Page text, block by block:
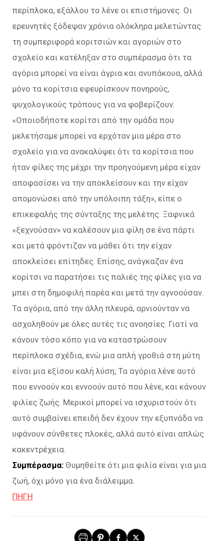
περίπλοκα, εξάλλου το λένε οι επιστήμονες. Οι
ερευνητές ξόδεψαν χρόνια ολόκληρα μελετώντας
τη συμπεριφορά κοριτσιών και αγοριών στο
σχολείο και κατέληξαν στο συμπέρασμα ότι τα
αγόρια μπορεί να είναι άγρια και ανυπάκουα, αλλά
μόνο τα κορίτσια εφευρίσκουν πονηρούς,
ψυχολογικούς τρόπους για να φοβερίζουν.
«Οποιοδήποτε κορίτσι από την ομάδα που
μελετήσαμε μπορεί να ερχόταν μια μέρα στο
σχολείο για να ανακαλύψει ότι τα κορίτσια που
ήταν φίλες της μέχρι την προηγούμενη μέρα είχαν
αποφασίσει να την αποκλείσουν και την είχαν
απομονώσει από την υπόλοιπη τάξη», είπε ο
επικεφαλής της σύνταξης της μελέτης. Ξαφνικά
«ξεχνούσαν» να καλέσουν μια φίλη σε ένα πάρτι
και μετά φρόντιζαν να μάθει ότι την είχαν
αποκλείσει επίτηδες. Επίσης, ανάγκαζαν ένα
κορίτσι να παρατήσει τις παλιές της φίλες για να
μπει στη δημοφιλή παρέα και μετά την αγνοούσαν.
Τα αγόρια, από την άλλη πλευρά, αρνιούνταν να
ασχοληθούν με όλες αυτές τις ανοησίες. Γιατί να
κάνουν τόσο κόπο για να καταστρώσουν
περίπλοκα σχέδια, ενώ μια απλή γροθιά στη μύτη
είναι μια εξίσου καλή λύση; Τα αγόρια λένε αυτό
που εννοούν και εννοούν αυτό που λένε, και κάνουν
φιλίες ζωής. Μερικοί μπορεί να ισχυριστούν ότι
αυτό συμβαίνει επειδή δεν έχουν την εξυπνάδα να
υφάνουν σύνθετες πλοκές, αλλά αυτό είναι απλώς
κακεντρέχεια.
Συμπέρασμα: Θυμηθείτε ότι μια φιλία είναι για μια
ζωή, όχι μόνο για ένα διάλειμμα.
ΠΗΓΗ